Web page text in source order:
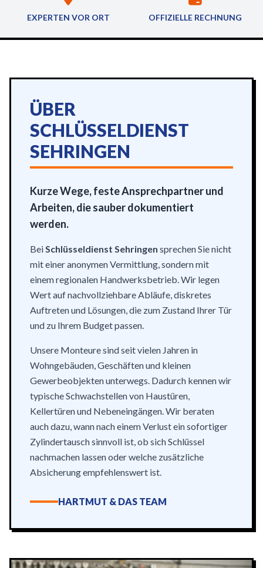
EXPERTEN VOR ORT OFFIZIELLE RECHNUNG
ÜBER
SCHLÜSSELDIENST
SEHRINGEN
Kurze Wege, feste Ansprechpartner und
Arbeiten, die sauber dokumentiert
werden.
BeiSchlüsseldienst Sehringen sprechen Sie nicht
mit einer anonymen Vermittlung, sondern mit
einem regionalen Handwerksbetrieb. Wir legen
Wert auf nachvollziehbare Abläufe, diskretes
Auftreten und Lösungen, die zum Zustand Ihrer Tür
und zu Ihrem Budget passen.
Unsere Monteure sind seit vielen Jahren in
Wohngebäuden, Geschäften und kleinen
Gewerbeobjekten unterwegs. Dadurch kennen wir
typische Schwachstellen von Haustüren,
Kellertüren und Nebeneingängen. Wir beraten
auch dazu, wann nach einem Verlust ein sofortiger
Zylindertausch sinnvoll ist, ob sich Schlüssel
nachmachen lassen oder welche zusätzliche
Absicherung empfehlenswert ist.
HARTMUT & DAS TEAM